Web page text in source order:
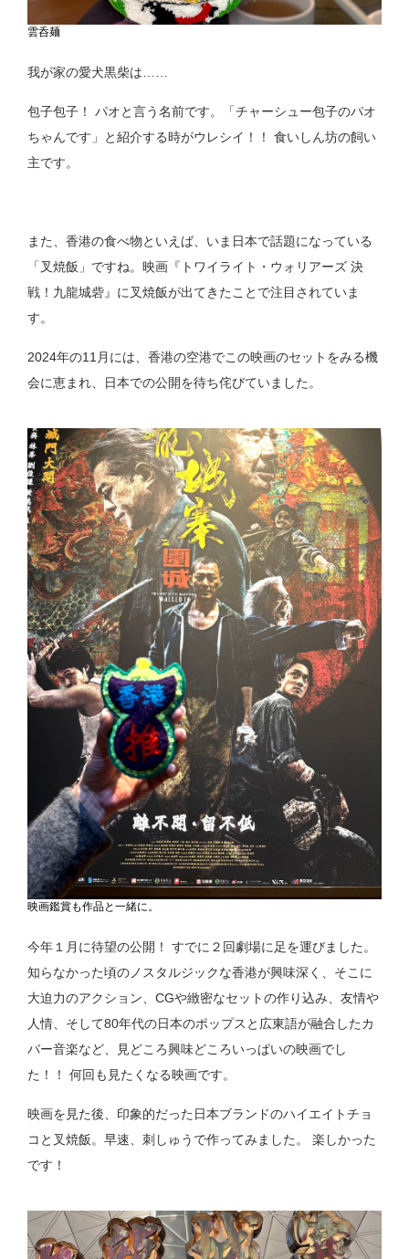
雲呑麺
我が家の愛犬黒柴は……
包子包子！ パオと言う名前です。「チャーシュー包子のパオ
ちゃんです」と紹介する時がウレシイ！！ 食いしん坊の飼い
主です。
また、香港の食べ物といえば、いま日本で話題になっている
「叉焼飯」ですね。映画『トワイライト・ウォリアーズ 決
戦！九龍城砦』に叉焼飯が出てきたことで注目されていま
す。
2024年の11月には、香港の空港でこの映画のセットをみる機
会に恵まれ、日本での公開を待ち侘びていました。
映画鑑賞も作品と一緒に。
今年１月に待望の公開！ すでに２回劇場に足を運びました。
知らなかった頃のノスタルジックな香港が興味深く、そこに
大迫力のアクション、CGや緻密なセットの作り込み、友情や
人情、そして80年代の日本のポップスと広東語が融合したカ
バー音楽など、見どころ興味どころいっぱいの映画でし
た！！ 何回も見たくなる映画です。
映画を見た後、印象的だった日本ブランドのハイエイトチョ
コと叉焼飯。早速、刺しゅうで作ってみました。 楽しかった
です！